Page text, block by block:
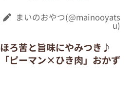
まいのおやつ(@mainooyats
u)
ほろ苦と旨味にやみつき♪
「ピーマン×ひき肉」おかず